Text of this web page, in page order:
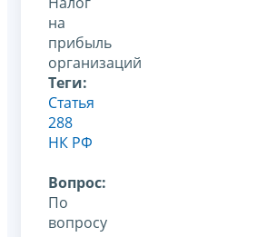
на
прибыль
организаций
Теги:
Статья
288
НК РФ
Вопрос:
По
вопросу